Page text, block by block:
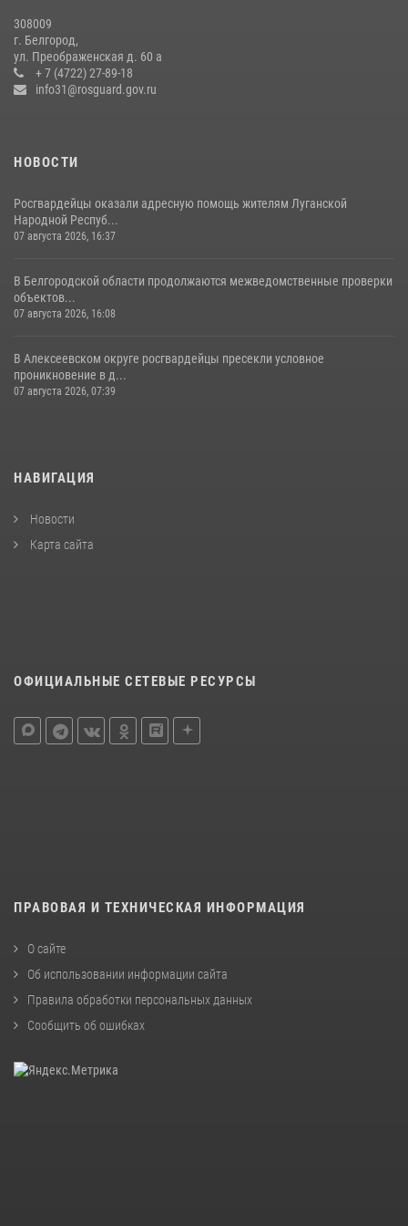
Белгородские росгвардейцы задержали рецидивиста за попытку
кражи из магазина
14 июля 2026, 07:13
308009
г. Белгород,
ул. Преображенская д. 60 а
+ 7 (4722) 27-89-18
info31@rosguard.gov.ru
НОВОСТИ
Росгвардейцы оказали адресную помощь жителям Луганской
Народной Респуб...
07 августа 2026, 16:37
В Белгородской области продолжаются межведомственные проверки
объектов...
07 августа 2026, 16:08
В Алексеевском округе росгвардейцы пресекли условное
проникновение в д...
07 августа 2026, 07:39
НАВИГАЦИЯ
Новости
Карта сайта
ОФИЦИАЛЬНЫЕ СЕТЕВЫЕ РЕСУРСЫ
ПРАВОВАЯ И ТЕХНИЧЕСКАЯ ИНФОРМАЦИЯ
О сайте
Об использовании информации сайта
Правила обработки персональных данных
Сообщить об ошибках